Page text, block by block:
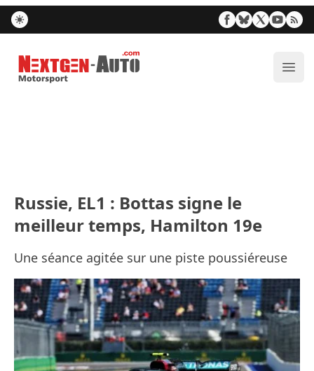
Nextgen-Auto.com
Russie, EL1 : Bottas signe le
meilleur temps, Hamilton 19e
Une séance agitée sur une piste poussiéreuse